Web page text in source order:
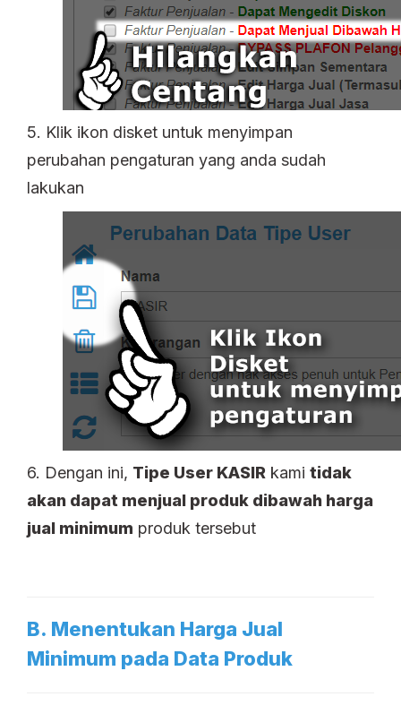
5. Klik ikon disket untuk menyimpan
perubahan pengaturan yang anda sudah
lakukan
6. Dengan ini, Tipe User KASIR kami tidak
akan dapat menjual produk dibawah harga
jual minimum produk tersebut
B. Menentukan Harga Jual
Minimum pada Data Produk